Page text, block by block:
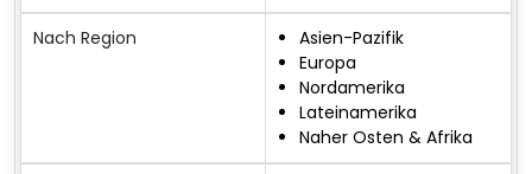
Nach Region
Asien-Pazifik
Europa
Nordamerika
Lateinamerika
Naher Osten & Afrika